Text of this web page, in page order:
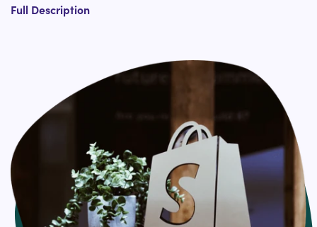
Yes, that is right! Most back-end systems, for example,
customizable functions of Shopify Script, they can act as
a gateway to incredible promotions that won't slow down
your online store.
Table of Contents
What is Shopify Scripts?
What are the types of Shopify Scripts you can
Line item scripts:
Full Description